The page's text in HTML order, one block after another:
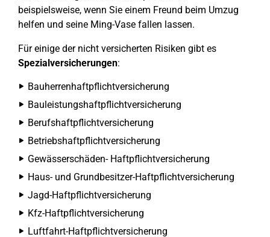
beispielsweise, wenn Sie einem Freund beim Umzug
helfen und seine Ming-Vase fallen lassen.
Für einige der nicht versicherten Risiken gibt es
Spezialversicherungen:
Bauherrenhaftpflichtversicherung
Bauleistungshaftpflichtversicherung
Berufshaftpflichtversicherung
Betriebshaftpflichtversicherung
Gewässerschäden- Haftpflichtversicherung
Haus- und Grundbesitzer-Haftpflichtversicherung
Jagd-Haftpflichtversicherung
Kfz-Haftpflichtversicherung
Luftfahrt-Haftpflichtversicherung